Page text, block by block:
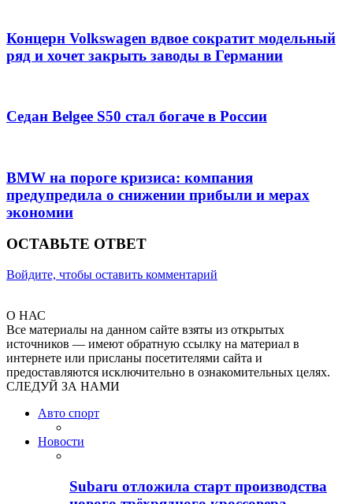
Концерн Volkswagen вдвое сократит модельный
ряд и хочет закрыть заводы в Германии
Седан Belgee S50 стал богаче в России
BMW на пороге кризиса: компания
предупредила о снижении прибыли и мерах
экономии
ОСТАВЬТЕ ОТВЕТ
Войдите, чтобы оставить комментарий
О НАС
Все материалы на данном сайте взяты из открытых
источников — имеют обратную ссылку на материал в
интернете или присланы посетителями сайта и
предоставляются исключительно в ознакомительных целях.
СЛЕДУЙ ЗА НАМИ
Авто спорт
Новости
Subaru отложила старт производства